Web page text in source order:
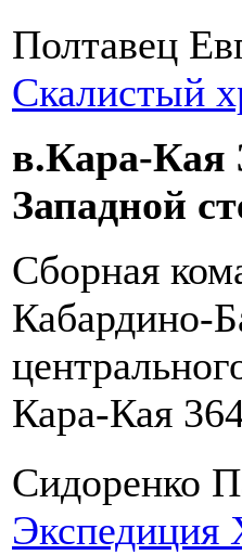
Полтавец
Скалистый
в.Кара-Кая
Западной
Сборная
Кабардино-
Кара-Кая
Сидоренко
Экспедиция